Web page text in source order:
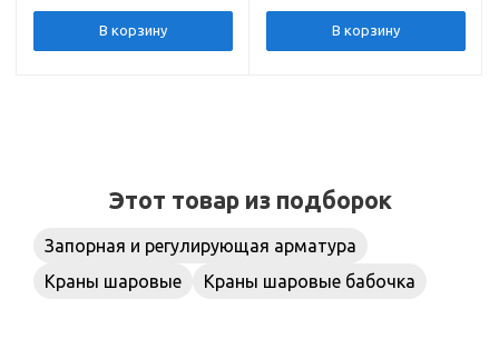
В корзину В корзину
Этот товар из подборок
Запорная и регулирующая арматура
Краны шаровые
Краны шаровые бабочка